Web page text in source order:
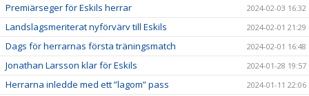
Premiärseger för Eskils herrar 2024-02-03 16:32
Landslagsmeriterat nyförvärv till Eskils 2024-02-01 21:29
Dags för herrarnas första träningsmatch 2024-02-01 16:48
Jonathan Larsson klar för Eskils 2024-01-28 19:57
Herrarna inledde med ett ”lagom” pass 2024-01-11 22:06